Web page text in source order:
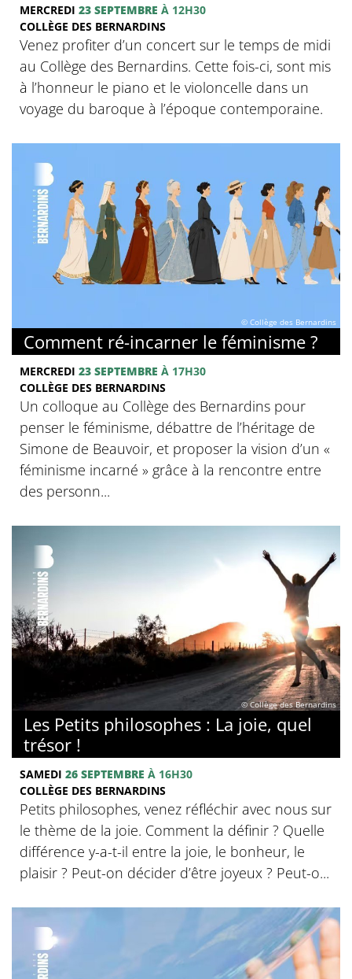
MERCREDI 23 SEPTEMBRE À 12H30
COLLÈGE DES BERNARDINS
Venez profiter d’un concert sur le temps de midi
au Collège des Bernardins. Cette fois-ci, sont mis
à l’honneur le piano et le violoncelle dans un
voyage du baroque à l’époque contemporaine.
© Collège des Bernardins
Comment ré-incarner le féminisme ?
MERCREDI 23 SEPTEMBRE À 17H30
COLLÈGE DES BERNARDINS
Un colloque au Collège des Bernardins pour
penser le féminisme, débattre de l’héritage de
Simone de Beauvoir, et proposer la vision d’un «
féminisme incarné » grâce à la rencontre entre
des personn...
© Collège des Bernardins
Les Petits philosophes : La joie, quel
trésor !
SAMEDI 26 SEPTEMBRE À 16H30
COLLÈGE DES BERNARDINS
Petits philosophes, venez réfléchir avec nous sur
le thème de la joie. Comment la définir ? Quelle
différence y-a-t-il entre la joie, le bonheur, le
plaisir ? Peut-on décider d’être joyeux ? Peut-o...